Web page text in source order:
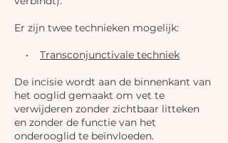
Er zijn twee technieken mogelijk:
• Transconjunctivale techniek
De incisie wordt aan de binnenkant van
het ooglid gemaakt om vet te
verwijderen zonder zichtbaar litteken
en zonder de functie van het
onderooglid te beïnvloeden.